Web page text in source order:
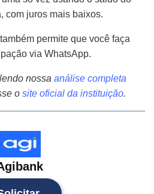
com juros mais baixos.
permite que você faça
via WhatsApp.
nossa análise completa
o site oficial da instituição.